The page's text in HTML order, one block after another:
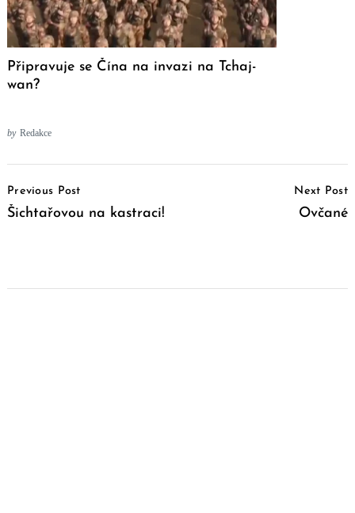
Připravuje se Čína na invazi na Tchaj-
wan?
by Redakce
Navigation
Previous Post
Šichtařovou na kastraci!
Next Post
Ovčané